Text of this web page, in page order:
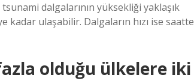
dalgalarının yüksekliği yaklaşık
ulaşabilir. Dalgaların hızı ise saatte
olduğu ülkelere iki